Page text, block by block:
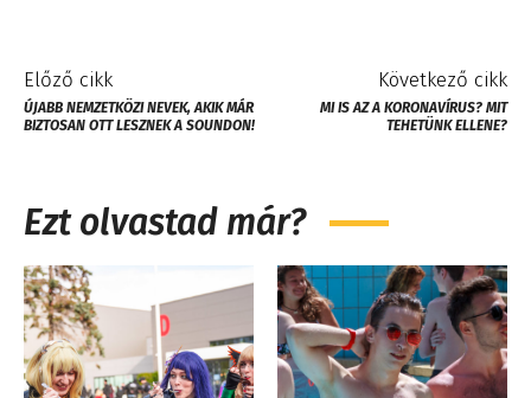
Előző cikk
ÚJABB NEMZETKÖZI NEVEK, AKIK MÁR
BIZTOSAN OTT LESZNEK A SOUNDON!
Következő cikk
MI IS AZ A KORONAVÍRUS? MIT
TEHETÜNK ELLENE?
Ezt olvastad már?